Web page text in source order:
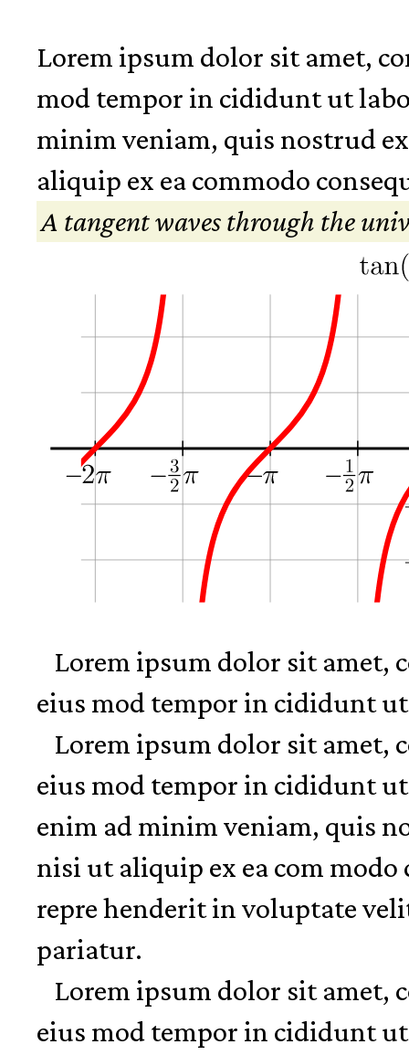
Lorem ipsum dolor sit amet,
mod tempor in cididunt ut
minim veniam, quis nostrud
aliquip ex ea commodo
A tangent waves through the
Lorem ipsum dolor sit amet,
eius mod tempor in cididunt
Lorem ipsum dolor sit amet,
eius mod tempor in cididunt
enim ad minim veniam, quis
nisi ut aliquip ex ea com
repre henderit in voluptate
pariatur.
Lorem ipsum dolor sit amet,
eius mod tempor in cididunt